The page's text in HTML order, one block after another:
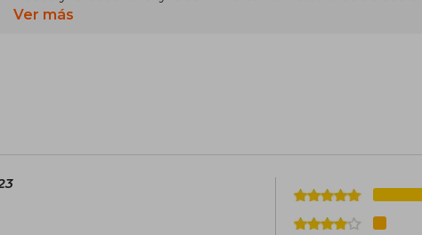
han figurado en las listas de los más vendidos del New
Ver más